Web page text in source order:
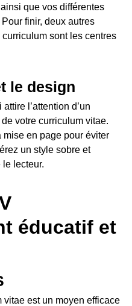
que vos différentes
finir, deux autres
sont les centres
le design
l’attention d’un
votre curriculum vitae.
en page pour éviter
un style sobre et
lecteur.
éducatif et
est un moyen efficace